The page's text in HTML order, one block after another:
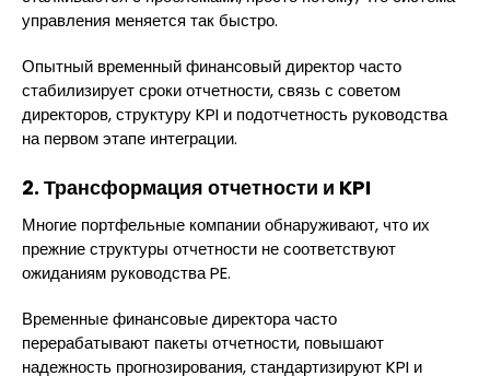
управления меняется так быстро.
Опытный временный финансовый директор часто
стабилизирует сроки отчетности, связь с советом
директоров, структуру KPI и подотчетность руководства
на первом этапе интеграции.
2. Трансформация отчетности и KPI
Многие портфельные компании обнаруживают, что их
прежние структуры отчетности не соответствуют
ожиданиям руководства PE.
Временные финансовые директора часто
перерабатывают пакеты отчетности, повышают
надежность прогнозирования, стандартизируют KPI и